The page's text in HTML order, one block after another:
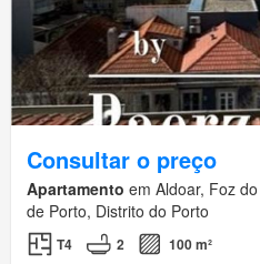
Consultar o preço
Apartamento em Aldoar, Foz
de Porto, Distrito do Porto
T4 2 100 m²